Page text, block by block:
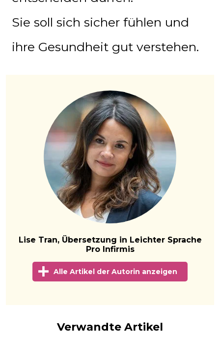
Sie soll sich sicher fühlen und
ihre Gesundheit gut verstehen.
Lise Tran, Übersetzung in Leichter Sprache
Pro Infirmis
Alle Artikel der Autorin anzeigen
Verwandte Artikel